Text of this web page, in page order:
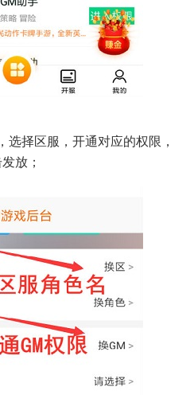
选择区服，开通对应的权限，
放；